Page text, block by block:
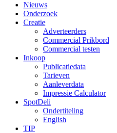
Nieuws
Onderzoek
Creatie
Adverteerders
Commercial Prikbord
Commercial testen
Inkoop
Publicatiedata
Tarieven
Aanleverdata
Impressie Calculator
SpotDeli
Ondertiteling
English
TIP